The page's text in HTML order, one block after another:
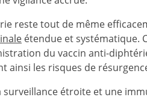
reste tout de même
étendue et systématique.
du vaccin anti-
ainsi les risques de
surveillance étroite et une